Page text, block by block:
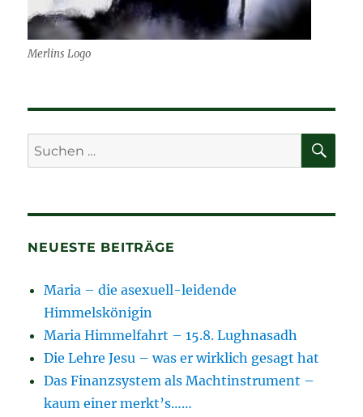
Merlins Logo
Suchen
nach:
NEUESTE BEITRÄGE
Maria – die asexuell-leidende
Himmelskönigin
Maria Himmelfahrt – 15.8. Lughnasadh
Die Lehre Jesu – was er wirklich gesagt hat
Das Finanzsystem als Machtinstrument –
kaum einer merkt’s……